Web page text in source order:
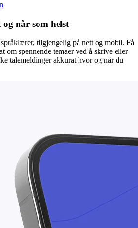
når som helst
tilgjengelig på nett og mobil. Få
om spennende temaer ved å skrive eller
talemeldinger akkurat hvor og når du